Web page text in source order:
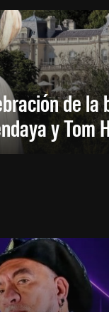
de la
y Tom